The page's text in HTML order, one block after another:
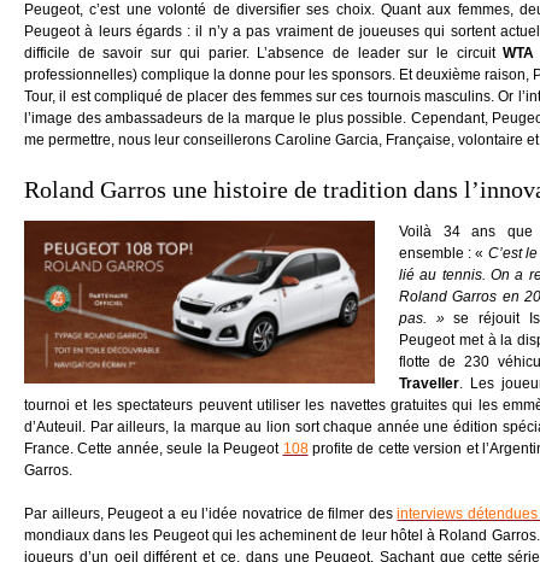
Peugeot, c’est une volonté de diversifier ses choix. Quant aux femmes,
Peugeot à leurs égards : il n’y a pas vraiment de joueuses qui sortent
difficile de savoir sur qui parier. L’absence de leader sur le circuitWTA
professionnelles) complique la donne pour les sponsors. Et deuxième raison,
Tour, il est compliqué de placer des femmes sur ces tournois masculins. Or
l’image des ambassadeurs de la marque le plus possible. Cependant,
me permettre, nous leur conseillerons Caroline Garcia, Française, volontaire
Roland Garros une histoire de tradition dans
Voilà 34 ans que
ensemble : « C’est
lié au tennis. On a
Roland Garros en
pas. »se réjouit
Peugeot met à la
flotte de 230
Traveller. Les
tournoi et les spectateurs peuvent utiliser les navettes gratuites qui les
d’Auteuil. Par ailleurs, la marque au lion sort chaque année une édition
France. Cette année, seule la Peugeot 108profite de cette version et
Garros.
Par ailleurs, Peugeot a eu l’idée novatrice de filmer desinterviews
mondiaux dans les Peugeot qui les acheminent de leur hôtel à Roland
joueurs d’un oeil différent et ce, dans une Peugeot. Sachant que cette